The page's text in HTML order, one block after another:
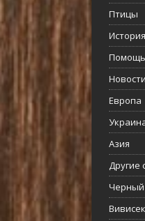
Птицы
Новости
Европа
Азия
Другие
Черный